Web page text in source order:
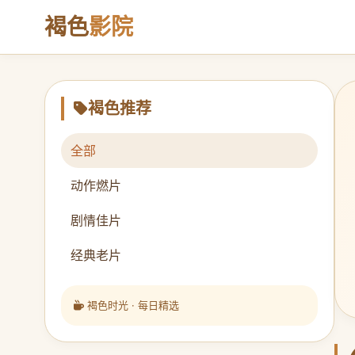
褐色影院
褐色推荐
全部
动作燃片
剧情佳片
经典老片
褐色时光 · 每日精选